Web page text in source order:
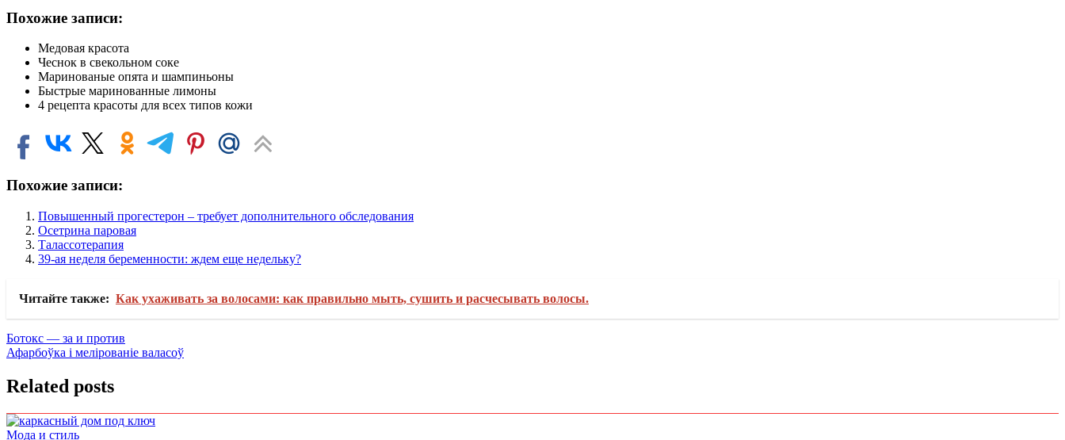
Похожие записи:
Медовая красота
Чеснок в свекольном соке
Маринованые опята и шампиньоны
Быстрые маринованные лимоны
4 рецепта красоты для всех типов кожи
Похожие записи:
Повышенный прогестерон – требует дополнительного обследования
Осетрина паровая
Талассотерапия
39-ая неделя беременности: ждем еще недельку?
Читайте также: Как ухаживать за волосами: как правильно мыть, сушить и расчесывать волосы.
Навигация
по
записям
Ботокс — за и против
Афарбоўка і мелірованіе валасоў
Related posts
Мода и стиль